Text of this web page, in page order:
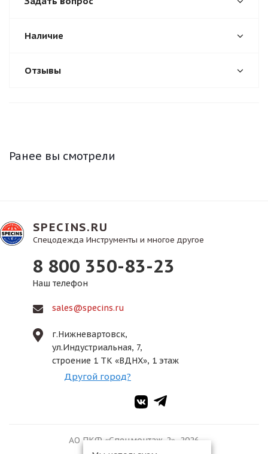
Наличие
Отзывы
Ранее вы смотрели
SPECINS.RU
Спецодежда Инструменты и многое другое
8 800 350-83-23
Наш телефон
sales@specins.ru
г.Нижневартовск,
ул.Индустриальная, 7,
строение 1 ТК «ВДНХ», 1 этаж
Другой город?
АО ПКФ «Спецмонтаж-2», 2026